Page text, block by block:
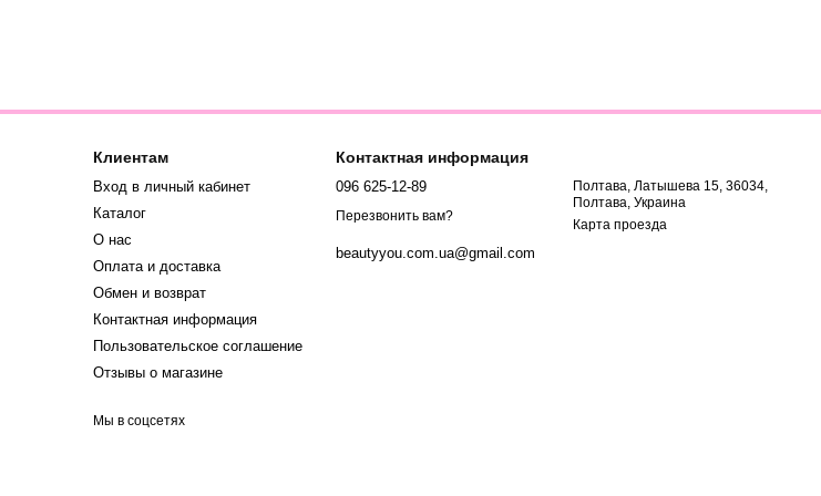
Клиентам
Вход в личный кабинет
Каталог
О нас
Оплата и доставка
Обмен и возврат
Контактная информация
Пользовательское соглашение
Отзывы о магазине
Мы в соцсетях
Контактная информация
096 625-12-89
Перезвонить вам?
beautyyou.com.ua@gmail.com
Полтава, Латышева 15, 36034,
Полтава, Украина
Карта проезда